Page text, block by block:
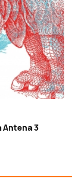
Antena 3